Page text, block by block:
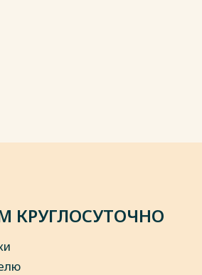
КРУГЛОСУТОЧНО